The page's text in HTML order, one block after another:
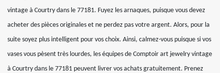
vintage à Courtry dans le 77181. Fuyez les arnaques, puisque vous devez
acheter des pièces originales et ne perdez pas votre argent. Alors, pour la
suite soyez plus intelligent pour vos choix. Ainsi, calmez-vous puisque si vos
vases vous pèsent très lourdes, les équipes de Comptoir art jewelry vintage
à Courtry dans le 77181 peuvent livrer vos achats gratuitement. Prenez